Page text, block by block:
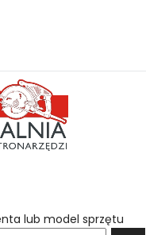
lub model sprzętu